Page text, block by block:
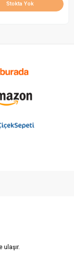
Stokta Yok
ulaşır.